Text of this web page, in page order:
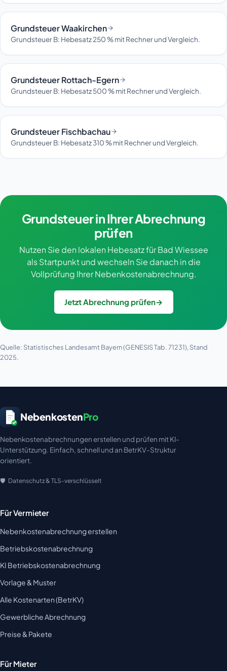
Grundsteuer Waakirchen
Grundsteuer B: Hebesatz 250 % mit Rechner und Vergleich.
Grundsteuer Rottach-Egern
Grundsteuer B: Hebesatz 500 % mit Rechner und Vergleich.
Grundsteuer Fischbachau
Grundsteuer B: Hebesatz 310 % mit Rechner und Vergleich.
Grundsteuer in Ihrer Abrechnung
prüfen
Nutzen Sie den lokalen Hebesatz für Bad Wiessee
als Startpunkt und wechseln Sie danach in die
Vollprüfung Ihrer Nebenkostenabrechnung.
Jetzt Abrechnung prüfen→
Quelle: Statistisches Landesamt Bayern (GENESIS Tab. 71231), Stand
2025.
NebenkostenPro
Nebenkostenabrechnungen erstellen und prüfen mit KI-
Unterstützung. Einfach, schnell und an BetrKV-Struktur
orientiert.
Datenschutz & TLS-verschlüsselt
Für Vermieter
Nebenkostenabrechnung erstellen
Betriebskostenabrechnung
KI Betriebskostenabrechnung
Vorlage & Muster
Alle Kostenarten (BetrKV)
Gewerbliche Abrechnung
Preise & Pakete
Für Mieter